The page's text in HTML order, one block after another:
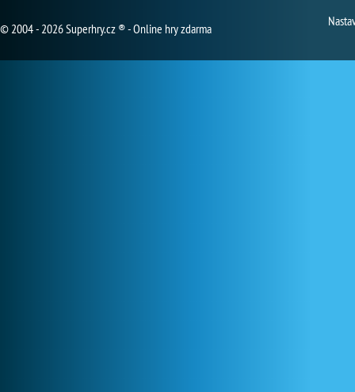
© 2004 - 2026 Superhry.cz ® - Online hry zdarma